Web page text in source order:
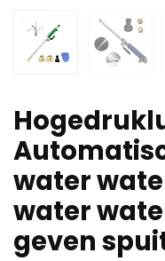
water
water
geven